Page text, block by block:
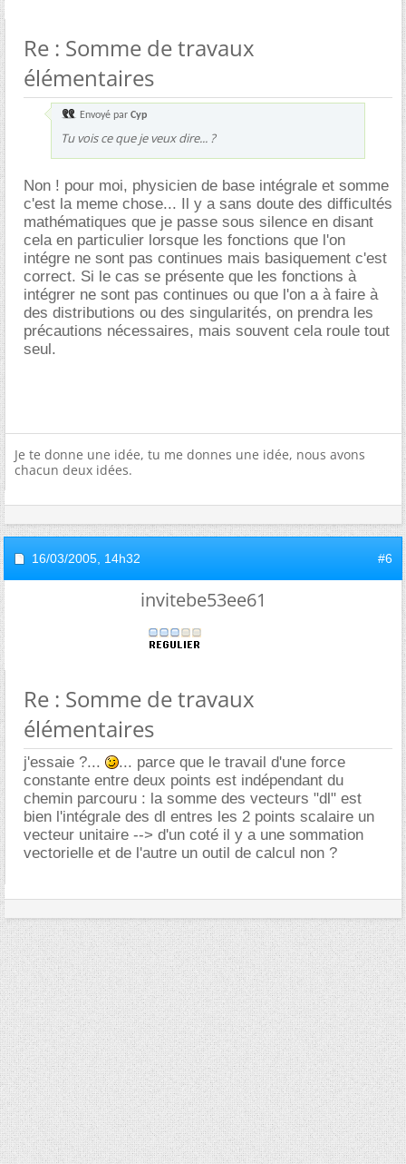
Re : Somme de travaux
élémentaires
Envoyé par Cyp
Tu vois ce que je veux dire... ?
Non ! pour moi, physicien de base intégrale et somme
c'est la meme chose... Il y a sans doute des difficultés
mathématiques que je passe sous silence en disant
cela en particulier lorsque les fonctions que l'on
intégre ne sont pas continues mais basiquement c'est
correct. Si le cas se présente que les fonctions à
intégrer ne sont pas continues ou que l'on a à faire à
des distributions ou des singularités, on prendra les
précautions nécessaires, mais souvent cela roule tout
seul.
Je te donne une idée, tu me donnes une idée, nous avons
chacun deux idées.
16/03/2005, 14h32 #6
invitebe53ee61
Re : Somme de travaux
élémentaires
j'essaie ?...
... parce que le travail d'une force
constante entre deux points est indépendant du
chemin parcouru : la somme des vecteurs "dl" est
bien l'intégrale des dl entres les 2 points scalaire un
vecteur unitaire --> d'un coté il y a une sommation
vectorielle et de l'autre un outil de calcul non ?